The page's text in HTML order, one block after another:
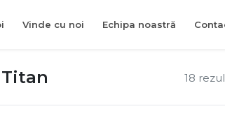
Vinde cu noi Echipa noastră
18